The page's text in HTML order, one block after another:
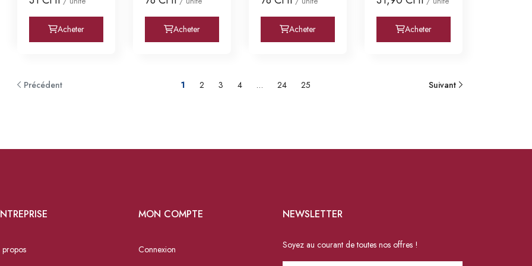
Acheter
Etoi
Acheter
Etoi
Acheter
Etoi
Acheter
Précédent 1 2 3 4 … 24 25 Suivant
propos
MON COMPTE
Connexion
NEWSLETTER
Soyez au courant de toutes nos offres !